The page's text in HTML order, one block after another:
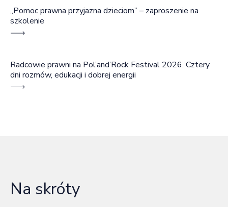
„Pomoc prawna przyjazna dzieciom” – zaproszenie na
szkolenie
Radcowie prawni na Pol’and’Rock Festival 2026. Cztery
dni rozmów, edukacji i dobrej energii
Na skróty